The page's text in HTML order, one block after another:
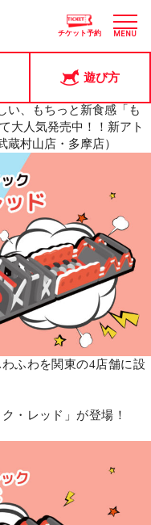
チケット予約 MENU
遊び方
「おとうさんいつもあり
ふわ遊具★「こたつ型ふ
つのキャンペーンのお知
い、もちっと新食感「も
大人気発売中！！新アト
村山店・多摩店）
ふわを関東の4店舗に設
・レッド」が登場！